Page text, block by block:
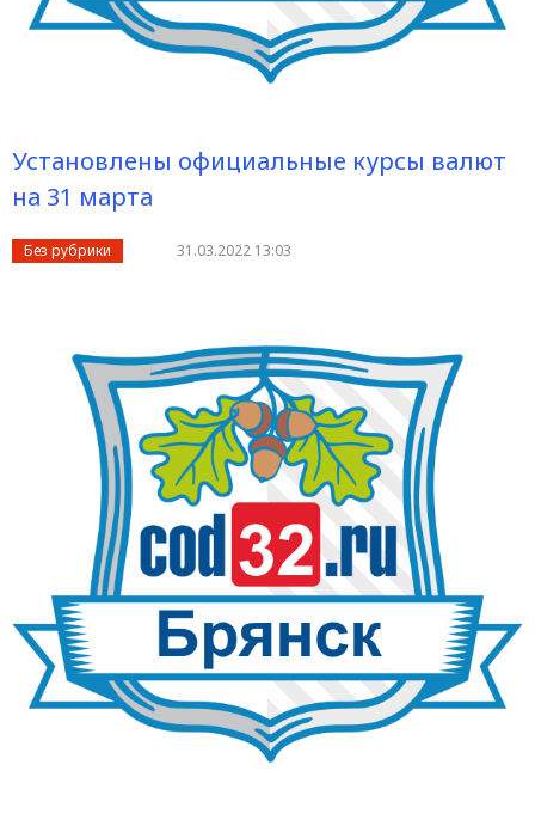
Установлены официальные курсы валют
на 31 марта
Без рубрики 31.03.2022 13:03